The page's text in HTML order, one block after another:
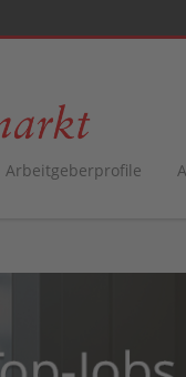
Arbeitgeberprofile